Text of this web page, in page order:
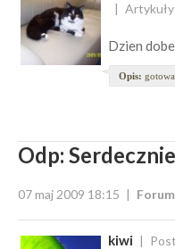
Dzien
Opis:
Odp:
07 maj 2009 18:15
kiwi